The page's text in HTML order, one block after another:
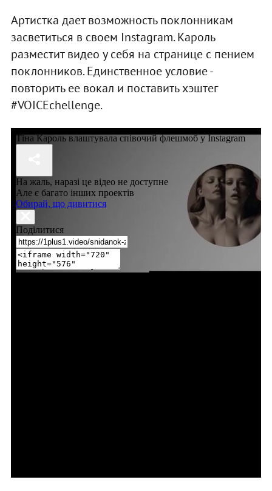
Артистка дает возможность поклонникам
засветиться в своем Instagram. Кароль
разместит видео у себя на странице с пением
поклонников. Единственное условие -
повторить ее вокал и поставить хэштег
#VOICEchellenge.